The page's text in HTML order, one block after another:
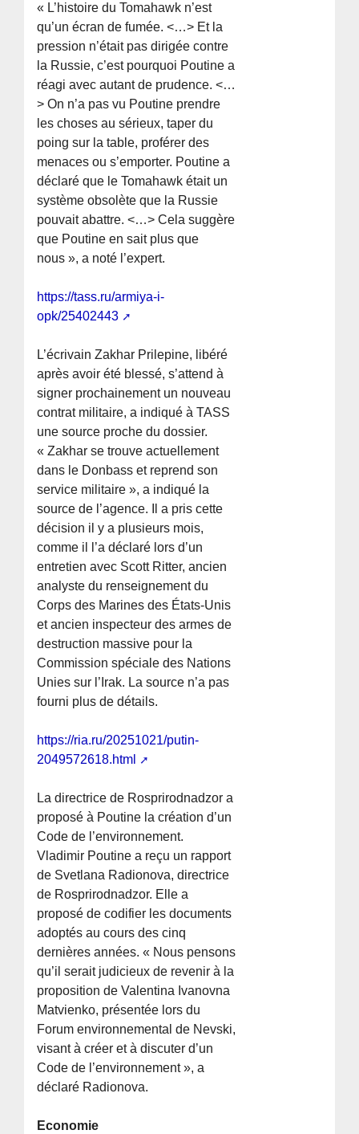
« L’histoire du Tomahawk n’est
qu’un écran de fumée. <…> Et la
pression n’était pas dirigée contre
la Russie, c’est pourquoi Poutine a
réagi avec autant de prudence. <…
> On n’a pas vu Poutine prendre
les choses au sérieux, taper du
poing sur la table, proférer des
menaces ou s’emporter. Poutine a
déclaré que le Tomahawk était un
système obsolète que la Russie
pouvait abattre. <…> Cela suggère
que Poutine en sait plus que
nous », a noté l’expert.
https://tass.ru/armiya-i-
opk/25402443
L’écrivain Zakhar Prilepine, libéré
après avoir été blessé, s’attend à
signer prochainement un nouveau
contrat militaire, a indiqué à TASS
une source proche du dossier.
« Zakhar se trouve actuellement
dans le Donbass et reprend son
service militaire », a indiqué la
source de l’agence. Il a pris cette
décision il y a plusieurs mois,
comme il l’a déclaré lors d’un
entretien avec Scott Ritter, ancien
analyste du renseignement du
Corps des Marines des États-Unis
et ancien inspecteur des armes de
destruction massive pour la
Commission spéciale des Nations
Unies sur l’Irak. La source n’a pas
fourni plus de détails.
https://ria.ru/20251021/putin-
2049572618.html
La directrice de Rosprirodnadzor a
proposé à Poutine la création d’un
Code de l’environnement.
Vladimir Poutine a reçu un rapport
de Svetlana Radionova, directrice
de Rosprirodnadzor. Elle a
proposé de codifier les documents
adoptés au cours des cinq
dernières années. « Nous pensons
qu’il serait judicieux de revenir à la
proposition de Valentina Ivanovna
Matvienko, présentée lors du
Forum environnemental de Nevski,
visant à créer et à discuter d’un
Code de l’environnement », a
déclaré Radionova.
Economie